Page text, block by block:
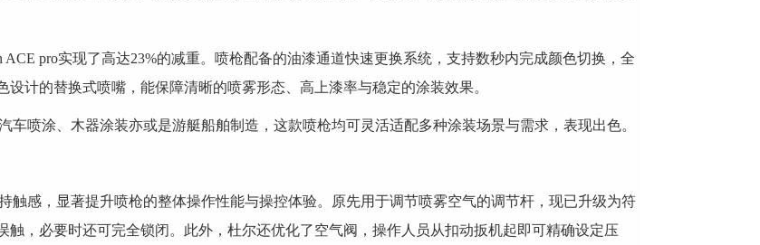
pro实现了高达23%的减重。喷枪配备的油漆通道快速更换系统，支持数秒内完成颜色切换，全
计的替换式喷嘴，能保障清晰的喷雾形态、高上漆率与稳定的涂装效果。
喷涂、木器涂装亦或是游艇船舶制造，这款喷枪均可灵活适配多种涂装场景与需求，表现出色。
感，显著提升喷枪的整体操作性能与操控体验。原先用于调节喷雾空气的调节杆，现已升级为符
，必要时还可完全锁闭。此外，杜尔还优化了空气阀，操作人员从扣动扳机起即可精确设定压